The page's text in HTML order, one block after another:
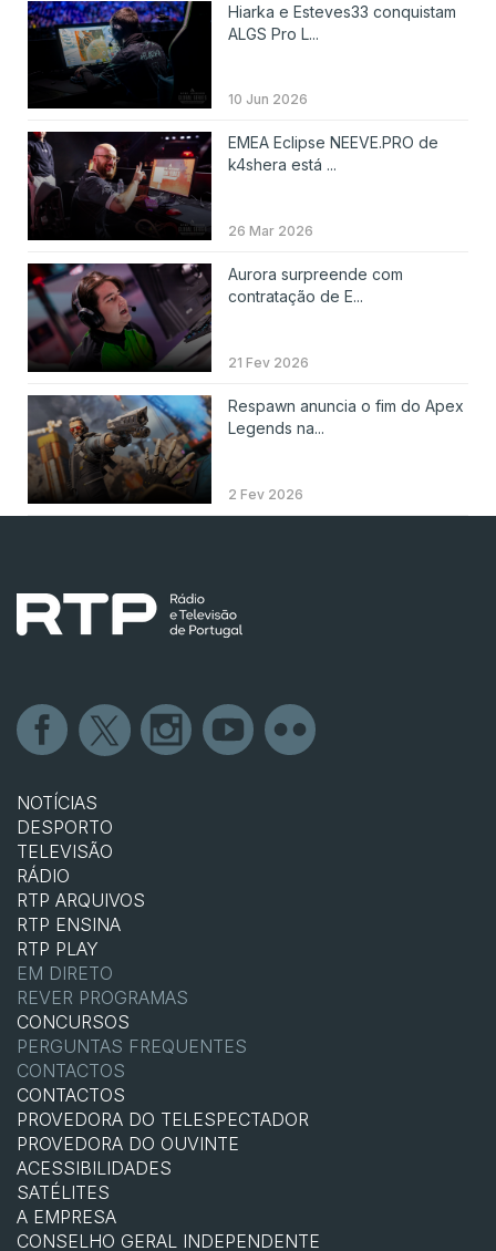
Hiarka e Esteves33 conquistam
ALGS Pro L...
10 Jun 2026
EMEA Eclipse NEEVE.PRO de
k4shera está ...
26 Mar 2026
Aurora surpreende com
contratação de E...
21 Fev 2026
Respawn anuncia o fim do Apex
Legends na...
2 Fev 2026
NOTÍCIAS
DESPORTO
TELEVISÃO
RÁDIO
RTP ARQUIVOS
RTP ENSINA
RTP PLAY
EM DIRETO
REVER PROGRAMAS
CONCURSOS
PERGUNTAS FREQUENTES
CONTACTOS
CONTACTOS
PROVEDORA DO TELESPECTADOR
PROVEDORA DO OUVINTE
ACESSIBILIDADES
SATÉLITES
A EMPRESA
CONSELHO GERAL INDEPENDENTE